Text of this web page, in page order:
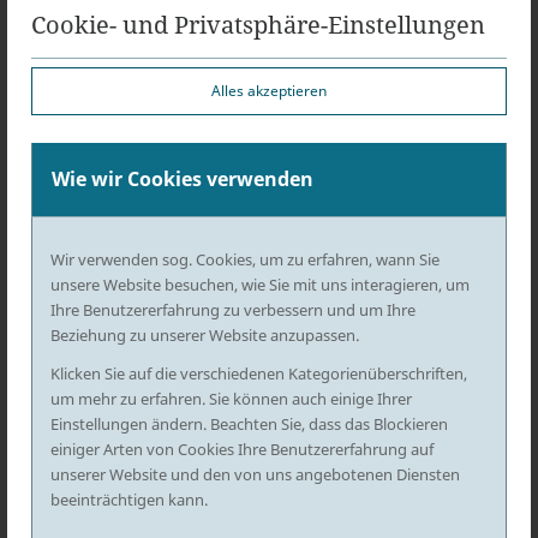
Cookie- und Privatsphäre-Einstellungen
Wie wir Cookies verwenden
Alles akzeptieren
Wir verwenden sog. Cookies, um zu erfahren, wann Sie
unsere Website besuchen, wie Sie mit uns interagieren, um
Ihre Benutzererfahrung zu verbessern und um Ihre
Beziehung zu unserer Website anzupassen.
Klicken Sie auf die verschiedenen Kategorienüberschriften,
um mehr zu erfahren. Sie können auch einige Ihrer
Einstellungen ändern. Beachten Sie, dass das Blockieren
einiger Arten von Cookies Ihre Benutzererfahrung auf
unserer Website und den von uns angebotenen Diensten
beeinträchtigen kann.
ng nach § 51 BRAO:
Räumlicher Geltungsbereich:
im gesamten Bundesgebiet
Verantwortlicher i.S.d. § 55
Abs. 2 RStV für die
journalistisch-
redaktionellen Inhalte:
Rechtsanwalt Roland Bernhard Albrecht